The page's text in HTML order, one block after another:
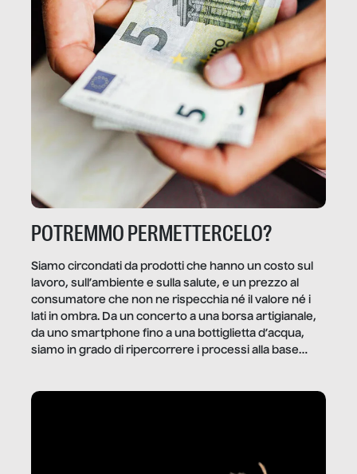
POTREMMO PERMETTERCELO?
Siamo circondati da prodotti che hanno un costo sul
lavoro, sull’ambiente e sulla salute, e un prezzo al
consumatore che non ne rispecchia né il valore né i
lati in ombra. Da un concerto a una borsa artigianale,
da uno smartphone fino a una bottiglietta d’acqua,
siamo in grado di ripercorrere i processi alla base
dietro gli oggetti e i servizi che fanno la nostra vita